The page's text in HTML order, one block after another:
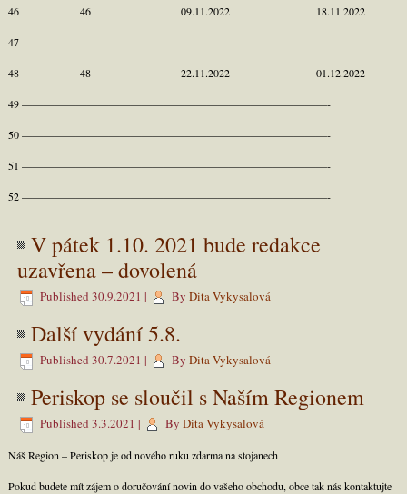
46 46 09.11.2022 18.11.2022
47 ————————————————————————————-
48 48 22.11.2022 01.12.2022
49 ————————————————————————————-
50 ————————————————————————————-
51 ————————————————————————————-
52 ————————————————————————————-
V pátek 1.10. 2021 bude redakce
uzavřena – dovolená
Published 30.9.2021 | By Dita Vykysalová
Další vydání 5.8.
Published 30.7.2021 | By Dita Vykysalová
Periskop se sloučil s Naším Regionem
Published 3.3.2021 | By Dita Vykysalová
Náš Region – Periskop je od nového ruku zdarma na stojanech
Pokud budete mít zájem o doručování novin do vašeho obchodu, obce tak nás kontaktujte